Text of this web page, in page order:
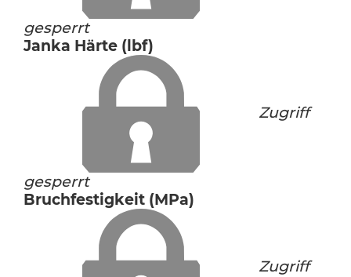
gesperrt
Janka Härte (lbf)
Zugriff
gesperrt
Bruchfestigkeit (MPa)
Zugriff